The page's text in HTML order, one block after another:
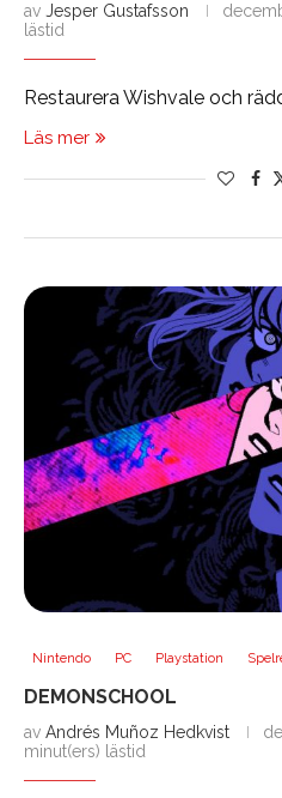
av Jesper Gustafsson
lästid
Restaurera Wishvale och
Läs mer
Nintendo PC Playstation
DEMONSCHOOL
av Andrés Muñoz Hedkvist
minut(ers) lästid